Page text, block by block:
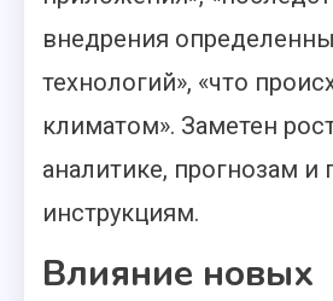
внедрения
технологий», «что
климатом». Заметен
аналитике, прогнозам и
инструкциям.
Влияние новых